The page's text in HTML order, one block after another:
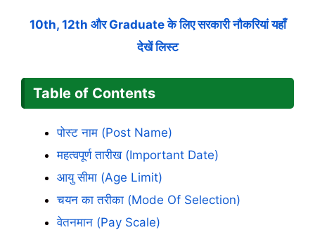
10th, 12th और Graduate के लिए सरकारी नौकरियां यहाँ
देखें लिस्ट
Table of Contents
पोस्ट नाम (Post Name)
महत्वपूर्ण तारीख (Important Date)
आयु सीमा (Age Limit)
चयन का तरीका (Mode Of Selection)
वेतनमान (Pay Scale)